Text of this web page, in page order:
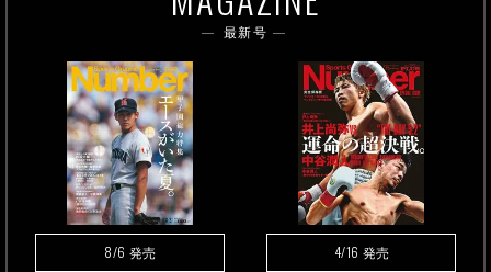
最新号
8/6 発売 4/16 発売